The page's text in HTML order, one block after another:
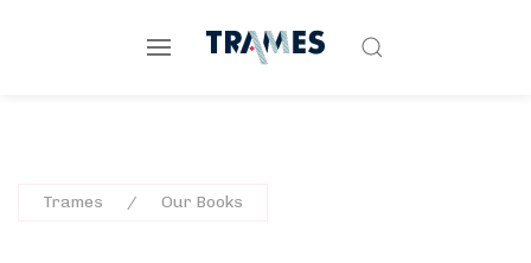
Trames Our Books